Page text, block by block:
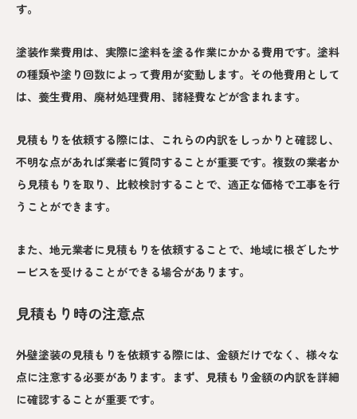
す。
塗装作業費用は、実際に塗料を塗る作業にかかる費用です。塗料
の種類や塗り回数によって費用が変動します。その他費用として
は、養生費用、廃材処理費用、諸経費などが含まれます。
見積もりを依頼する際には、これらの内訳をしっかりと確認し、
不明な点があれば業者に質問することが重要です。複数の業者か
ら見積もりを取り、比較検討することで、適正な価格で工事を行
うことができます。
また、地元業者に見積もりを依頼することで、地域に根ざしたサ
ービスを受けることができる場合があります。
見積もり時の注意点
外壁塗装の見積もりを依頼する際には、金額だけでなく、様々な
点に注意する必要があります。まず、見積もり金額の内訳を詳細
に確認することが重要です。